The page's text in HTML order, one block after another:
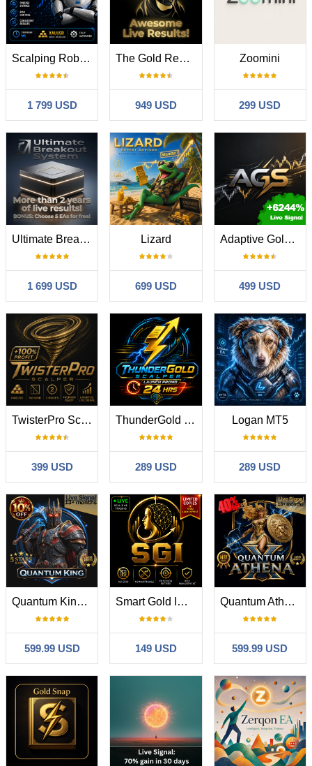
Scalping Robot Pro MT5
1 799 USD
The Gold Reaper MT5
949 USD
Zoomini
299 USD
Ultimate Breakout System
1 699 USD
Lizard
699 USD
Adaptive Gold Scalper MT5
499 USD
TwisterPro Scalper
399 USD
ThunderGold Scalper
289 USD
Logan MT5
289 USD
Quantum King EA
599.99 USD
Smart Gold Impulse
149 USD
Quantum Athena X
599.99 USD